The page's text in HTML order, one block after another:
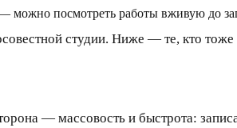
можно посмотреть работы вживую до
студии. Ниже — те, кто
— массовость и быстрота: